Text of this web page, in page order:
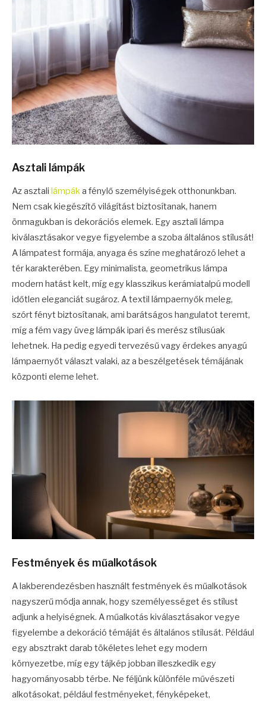
Asztali lámpák
Az asztali lámpáka fénylő személyiségek otthonunkban.
Nem csak kiegészítő világítást biztosítanak, hanem
önmagukban is dekorációs elemek. Egy asztali lámpa
kiválasztásakor vegye figyelembe a szoba általános stílusát!
A lámpatest formája, anyaga és színe meghatározó lehet a
tér karakterében. Egy minimalista, geometrikus lámpa
modern hatást kelt, míg egy klasszikus kerámiatalpú modell
időtlen eleganciát sugároz. A textil lámpaernyők meleg,
szórt fényt biztosítanak, ami barátságos hangulatot teremt,
míg a fém vagy üveg lámpák ipari és merész stílusúak
lehetnek. Ha pedig egyedi tervezésű vagy érdekes anyagú
lámpaernyőt választ valaki, az a beszélgetések témájának
központi eleme lehet.
Festmények és műalkotások
A lakberendezésben használt festmények és műalkotások
nagyszerű módja annak, hogy személyességet és stílust
adjunk a helyiségnek. A műalkotás kiválasztásakor vegye
figyelembe a dekoráció témáját és általános stílusát. Például
egy absztrakt darab tökéletes lehet egy modern
környezetbe, míg egy tájkép jobban illeszkedik egy
hagyományosabb térbe. Ne féljünk különféle művészeti
alkotásokat, például festményeket, fényképeket,